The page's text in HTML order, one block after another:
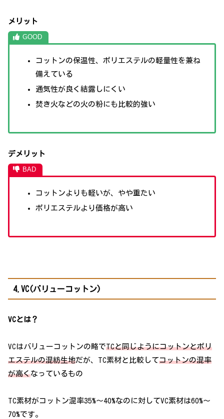
メリット
コットンの保温性、ポリエステルの軽量性を兼ね
備えている
通気性が良く結露しにくい
焚き火などの火の粉にも比較的強い
デメリット
コットンよりも軽いが、やや重たい
ポリエステルより価格が高い
4.VC(バリューコットン)
VCとは？
VCはバリューコットンの略でTCと同じようにコットンとポリ
エステルの混紡生地だが、TC素材と比較してコットンの混率
が高くなっているもの
TC素材がコットン混率35%～40%なのに対してVC素材は60%～
70%です。